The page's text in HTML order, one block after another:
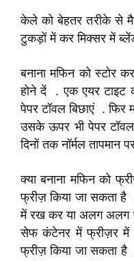
केले को बेहतर तरीके से
टुकड़ों में कर मिक्सर में
बनाना मफिन को स्टोर
होने दें . एक एयर टाइट
पेपर टॉवल बिछाएं .
उसके ऊपर भी पेपर
दिनों तक नॉर्मल तापमान
क्या बनाना मफिन को
फ्रीज़ किया जा सकता
में रख कर या अलग अलग
सेफ कंटेनर में फ्रीज़र
फ्रीज़ किया जा सकता है